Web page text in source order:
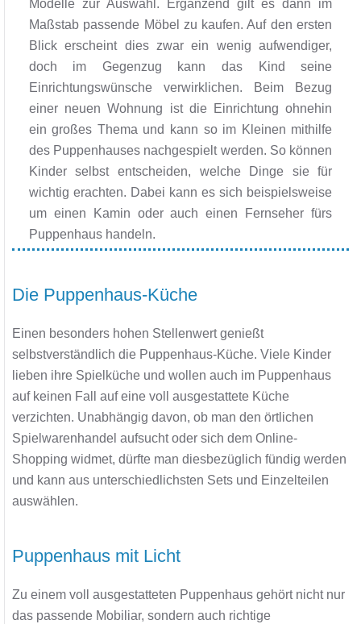
Modelle zur Auswahl. Ergänzend gilt es dann im
Maßstab passende Möbel zu kaufen. Auf den ersten
Blick erscheint dies zwar ein wenig aufwendiger,
doch im Gegenzug kann das Kind seine
Einrichtungswünsche verwirklichen. Beim Bezug
einer neuen Wohnung ist die Einrichtung ohnehin
ein großes Thema und kann so im Kleinen mithilfe
des Puppenhauses nachgespielt werden. So können
Kinder selbst entscheiden, welche Dinge sie für
wichtig erachten. Dabei kann es sich beispielsweise
um einen Kamin oder auch einen Fernseher fürs
Puppenhaus handeln.
Die Puppenhaus-Küche
Einen besonders hohen Stellenwert genießt
selbstverständlich die Puppenhaus-Küche. Viele Kinder
lieben ihre Spielküche und wollen auch im Puppenhaus
auf keinen Fall auf eine voll ausgestattete Küche
verzichten. Unabhängig davon, ob man den örtlichen
Spielwarenhandel aufsucht oder sich dem Online-
Shopping widmet, dürfte man diesbezüglich fündig werden
und kann aus unterschiedlichsten Sets und Einzelteilen
auswählen.
Puppenhaus mit Licht
Zu einem voll ausgestatteten Puppenhaus gehört nicht nur
das passende Mobiliar, sondern auch richtige